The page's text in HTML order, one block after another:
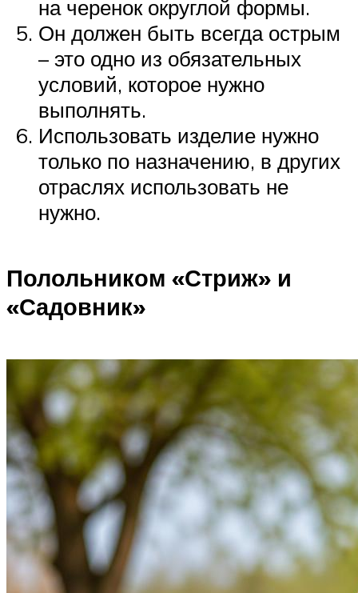
на черенок округлой формы.
Он должен быть всегда острым
– это одно из обязательных
условий, которое нужно
выполнять.
Использовать изделие нужно
только по назначению, в других
отраслях использовать не
нужно.
Полольником «Стриж» и
«Садовник»